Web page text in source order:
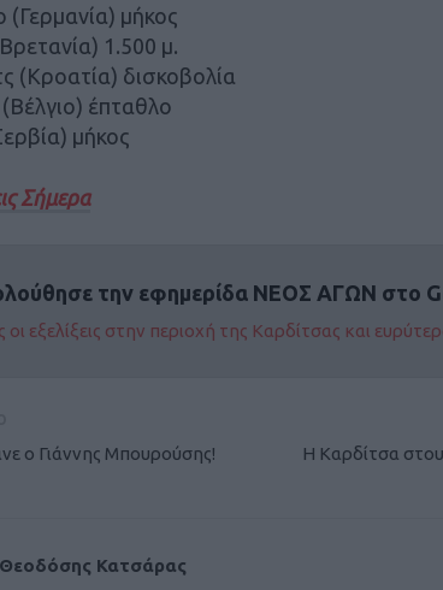
μήκος
1.500 μ.
(Κροατία) δισκοβολία
έπταθλο
μήκος
Σήμερα
την εφημερίδα ΝΕΟΣ ΑΓΩΝ στο
οι εξελίξεις στην περιοχή της Καρδίτσας και
ο Γιάννης Μπουρούσης! Η Καρδίτσα
Θεοδόσης Κατσάρας